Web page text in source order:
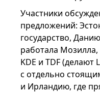
Участники
предложений:
государство,
работала
KDE и TDF (делают
с отдельно
и Ирландию, где